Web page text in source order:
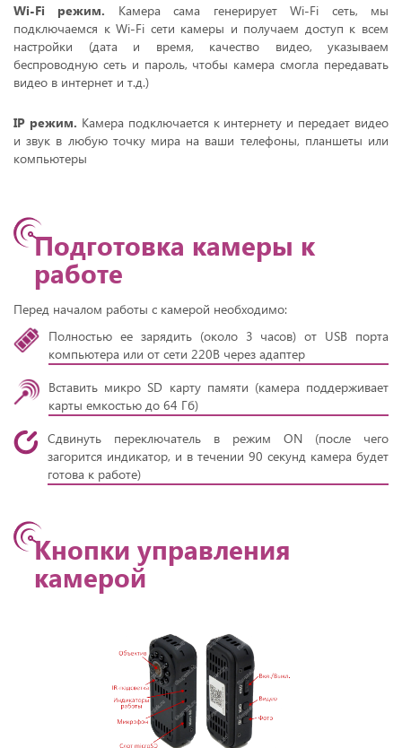
Wi-Fi режим. Камера сама генерирует Wi-Fi сеть, мы
подключаемся к Wi-Fi сети камеры и получаем доступ к всем
настройки (дата и время, качество видео, указываем
беспроводную сеть и пароль, чтобы камера смогла передавать
видео в интернет и т.д.)
IP режим. Камера подключается к интернету и передает видео
и звук в любую точку мира на ваши телефоны, планшеты или
компьютеры
Подготовка камеры к
работе
Перед началом работы с камерой необходимо:
Полностью ее зарядить (около 3 часов) от USB порта
компьютера или от сети 220В через адаптер
Вставить микро SD карту памяти (камера поддерживает
карты емкостью до 64 Гб)
Сдвинуть переключатель в режим ON (после чего
загорится индикатор, и в течении 90 секунд камера будет
готова к работе)
Кнопки управления
камерой